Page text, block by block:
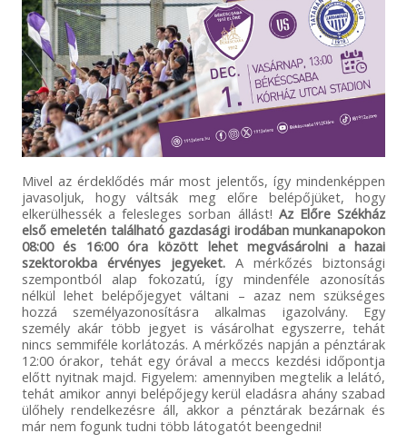
Mivel az érdeklődés már most jelentős, így mindenképpen
javasoljuk, hogy váltsák meg előre belépőjüket, hogy
elkerülhessék a felesleges sorban állást! Az Előre Székház
első emeletén található gazdasági irodában munkanapokon
08:00 és 16:00 óra között lehet megvásárolni a hazai
szektorokba érvényes jegyeket.A mérkőzés biztonsági
szempontból alap fokozatú, így mindenféle azonosítás
nélkül lehet belépőjegyet váltani – azaz nem szükséges
hozzá személyazonosításra alkalmas igazolvány. Egy
személy akár több jegyet is vásárolhat egyszerre, tehát
nincs semmiféle korlátozás. A mérkőzés napján a pénztárak
12:00 órakor, tehát egy órával a meccs kezdési időpontja
előtt nyitnak majd. Figyelem: amennyiben megtelik a lelátó,
tehát amikor annyi belépőjegy kerül eladásra ahány szabad
ülőhely rendelkezésre áll, akkor a pénztárak bezárnak és
már nem fogunk tudni több látogatót beengedni!